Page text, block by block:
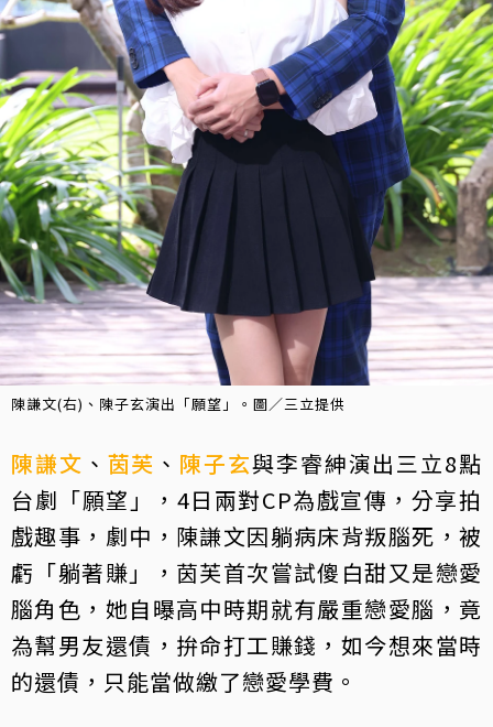
陳謙文(右)、陳子玄演出「願望」。圖／三立提供
陳謙文 、 茵芙 、 陳子玄與李睿紳演出三立8點
台劇「願望」，4日兩對CP為戲宣傳，分享拍
戲趣事，劇中，陳謙文因躺病床背叛腦死，被
虧「躺著賺」，茵芙首次嘗試傻白甜又是戀愛
腦角色，她自曝高中時期就有嚴重戀愛腦，竟
為幫男友還債，拚命打工賺錢，如今想來當時
的還債，只能當做繳了戀愛學費。